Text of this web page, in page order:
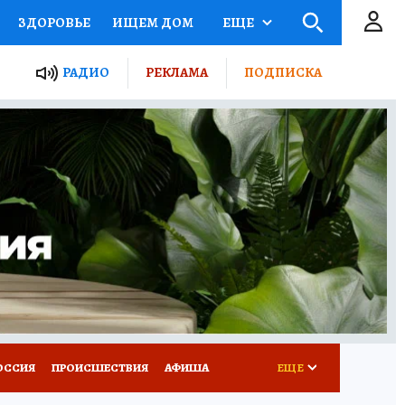
ЗДОРОВЬЕ ИЩЕМ ДОМ
ПРОЕКТЫ РОССИИ
ПУТЕВОДИТЕЛЬ
ТУРИЗМ
ПОТРЕБИТЕЛЯ ВСЕ О КП
ЕЩЕ
РАДИО РЕКЛАМА ПОДПИСКА
ПРОИСШЕСТВИЯ АФИША ЕЩЕ